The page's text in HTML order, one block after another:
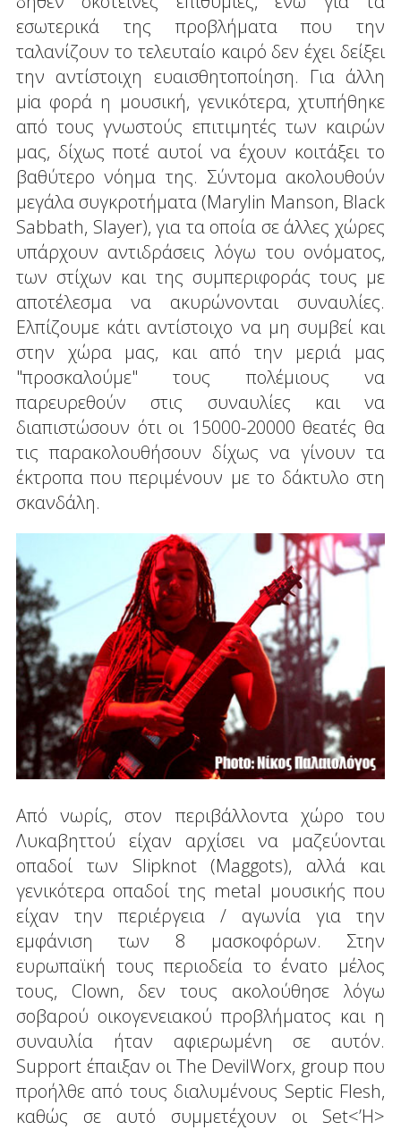
εσωτερικά της προβλήματα που την
ταλανίζουν το τελευταίο καιρό δεν έχει δείξει
την αντίστοιχη ευαισθητοποίηση. Για άλλη
μiα φορά η μουσική, γενικότερα, χτυπήθηκε
από τους γνωστούς επιτιμητές των καιρών
μας, δίχως ποτέ αυτοί να έχουν κοιτάξει το
βαθύτερο νόημα της. Σύντομα ακολουθούν
μεγάλα συγκροτήματα (Marylin Manson, Black
Sabbath, Slayer), για τα οποία σε άλλες χώρες
υπάρχουν αντιδράσεις λόγω του ονόματος,
των στίχων και της συμπεριφοράς τους με
αποτέλεσμα να ακυρώνονται συναυλίες.
Ελπίζουμε κάτι αντίστοιχο να μη συμβεί και
στην χώρα μας, και από την μεριά μας
"προσκαλούμε" τους πολέμιους να
παρευρεθούν στις συναυλίες και να
διαπιστώσουν ότι οι 15000-20000 θεατές θα
τις παρακολουθήσουν δίχως να γίνουν τα
έκτροπα που περιμένουν με το δάκτυλο στη
σκανδάλη.
Από νωρίς, στον περιβάλλοντα χώρο του
Λυκαβηττού είχαν αρχίσει να μαζεύονται
οπαδοί των Slipknot (Maggots), αλλά και
γενικότερα οπαδοί της metal μουσικής που
είχαν την περιέργεια / αγωνία για την
εμφάνιση των 8 μασκοφόρων. Στην
ευρωπαϊκή τους περιοδεία το ένατο μέλος
τους, Clown, δεν τους ακολούθησε λόγω
σοβαρού οικογενειακού προβλήματος και η
συναυλία ήταν αφιερωμένη σε αυτόν.
Support έπαιξαν οι The DevilWorx, group που
προήλθε από τους διαλυμένους Septic Flesh,
καθώς σε αυτό συμμετέχουν οι Set<’H>